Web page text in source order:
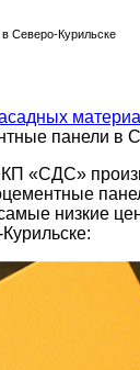
Северо-Курильске
панели в
«СДС»
низкие